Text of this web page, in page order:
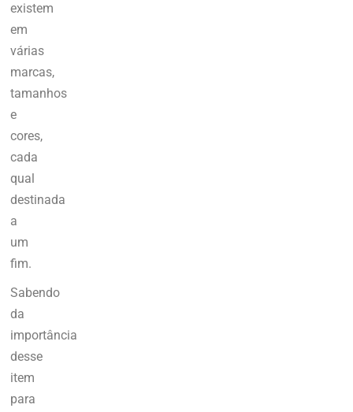
existem
em
várias
marcas,
tamanhos
e
cores,
cada
qual
destinada
a
um
fim.
Sabendo
da
importância
desse
item
para